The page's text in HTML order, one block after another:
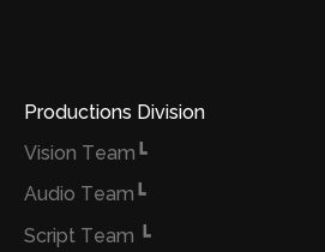
Productions Division
┗Vision Team
┗Audio Team
┗ Script Team